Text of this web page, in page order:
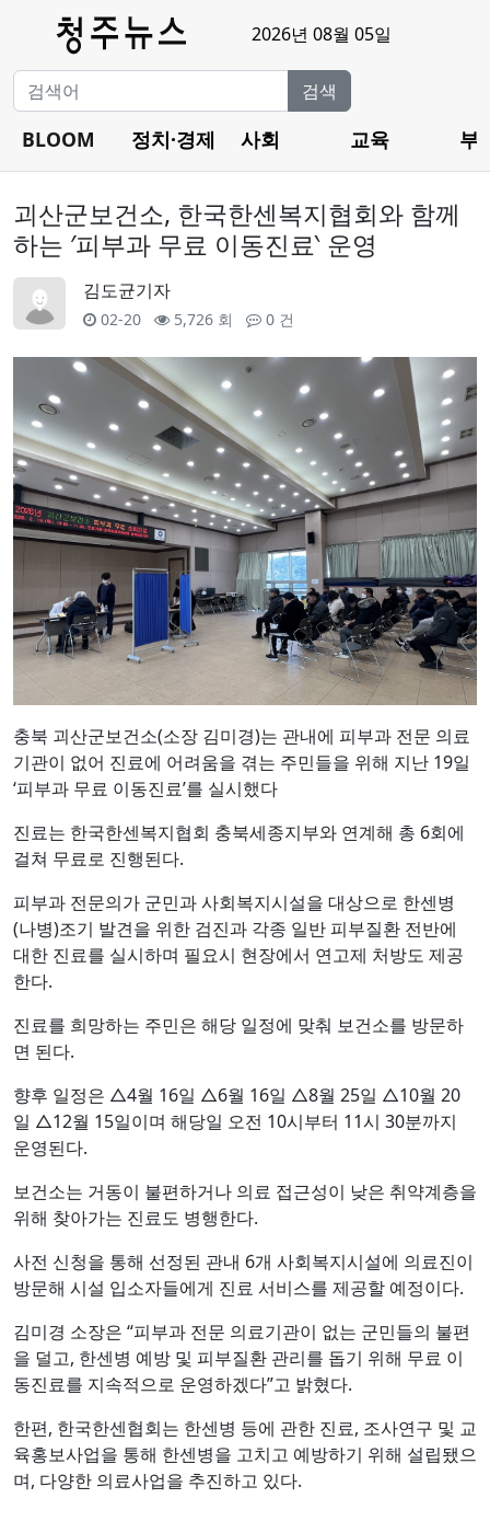
2026년 08월 05일
검색
BLOOM 정치·경제 사회 교육 부
괴산군보건소, 한국한센복지협회와 함께
하는 ′피부과 무료 이동진료‵ 운영
김도균기자
02-20 5,726 회 0 건
충북 괴산군보건소(소장 김미경)는 관내에 피부과 전문 의료
기관이 없어 진료에 어려움을 겪는 주민들을 위해 지난 19일
‘피부과 무료 이동진료’를 실시했다
진료는 한국한센복지협회 충북세종지부와 연계해 총 6회에
걸쳐 무료로 진행된다.
피부과 전문의가 군민과 사회복지시설을 대상으로 한센병
(나병)조기 발견을 위한 검진과 각종 일반 피부질환 전반에
대한 진료를 실시하며 필요시 현장에서 연고제 처방도 제공
한다.
진료를 희망하는 주민은 해당 일정에 맞춰 보건소를 방문하
면 된다.
향후 일정은 △4월 16일 △6월 16일 △8월 25일 △10월 20
일 △12월 15일이며 해당일 오전 10시부터 11시 30분까지
운영된다.
보건소는 거동이 불편하거나 의료 접근성이 낮은 취약계층을
위해 찾아가는 진료도 병행한다.
사전 신청을 통해 선정된 관내 6개 사회복지시설에 의료진이
방문해 시설 입소자들에게 진료 서비스를 제공할 예정이다.
김미경 소장은 “피부과 전문 의료기관이 없는 군민들의 불편
을 덜고, 한센병 예방 및 피부질환 관리를 돕기 위해 무료 이
동진료를 지속적으로 운영하겠다”고 밝혔다.
한편, 한국한센협회는 한센병 등에 관한 진료, 조사연구 및 교
육홍보사업을 통해 한센병을 고치고 예방하기 위해 설립됐으
며, 다양한 의료사업을 추진하고 있다.